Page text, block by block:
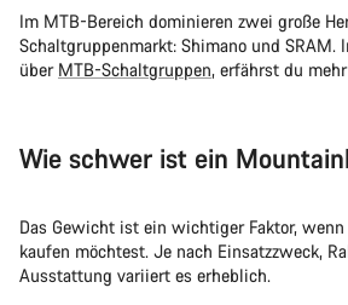
Im MTB-Bereich dominieren zwei große
Schaltgruppenmarkt: Shimano und SRAM.
über MTB-Schaltgruppen, erfährst du
Wie schwer ist ein
Das Gewicht ist ein wichtiger Faktor,
kaufen möchtest. Je nach Einsatzzweck,
Ausstattung variiert es erheblich.